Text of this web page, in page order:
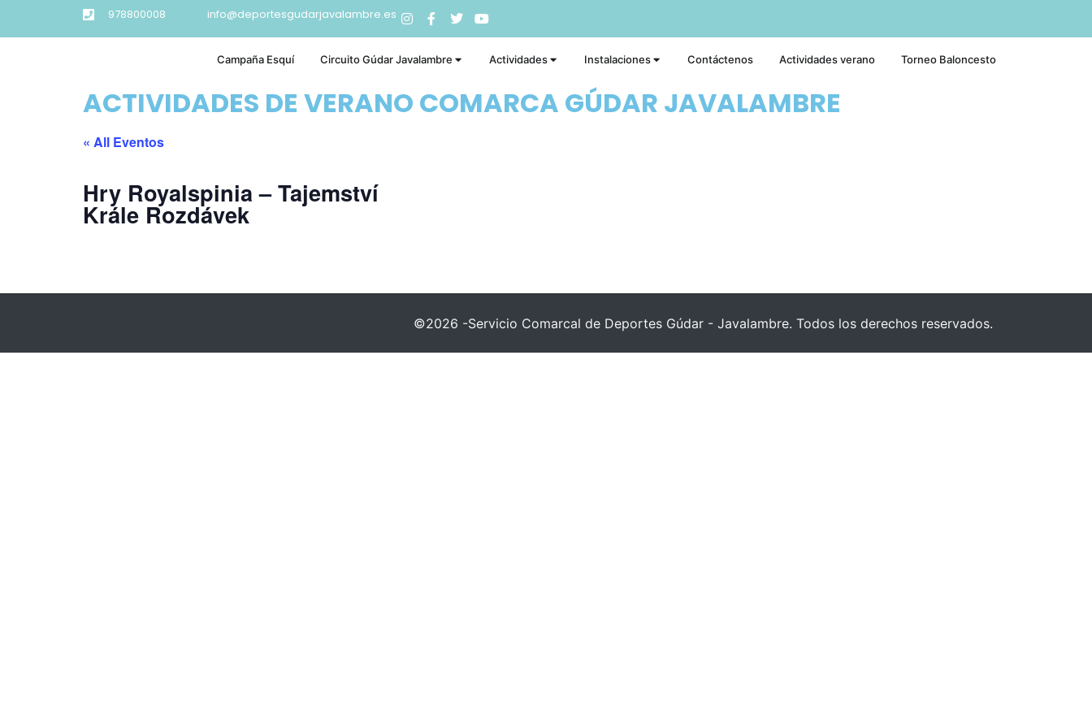
978800008 info@deportesgudarjavalambre.es
Campaña Esquí Circuito Gúdar Javalambre Actividades Instalaciones Contáctenos Actividades verano Torneo Baloncesto
ACTIVIDADES DE VERANO COMARCA GÚDAR JAVALAMBRE
« All Eventos
Hry Royalspinia – Tajemství
Krále Rozdávek
©2026 -Servicio Comarcal de Deportes Gúdar - Javalambre. Todos los derechos reservados.